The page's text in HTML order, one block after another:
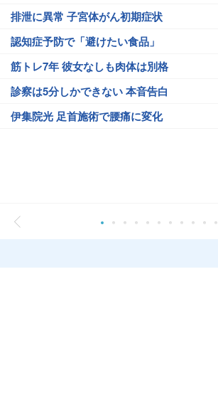
排泄に異常 子宮体がん初期症状
認知症予防で「避けたい食品」
筋トレ7年 彼女なしも肉体は別格
診察は5分しかできない 本音告白
伊集院光 足首施術で腰痛に変化